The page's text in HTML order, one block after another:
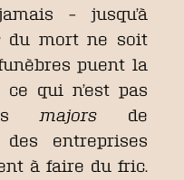
– jusqu’à
du mort ne soit
puent la
ce qui n’est pas
majors de
des entreprises
à faire du fric.